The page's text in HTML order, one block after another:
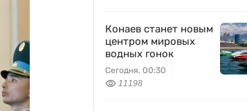
Конаев станет новым
центром мировых
водных гонок
Сегодня, 00:30
11198